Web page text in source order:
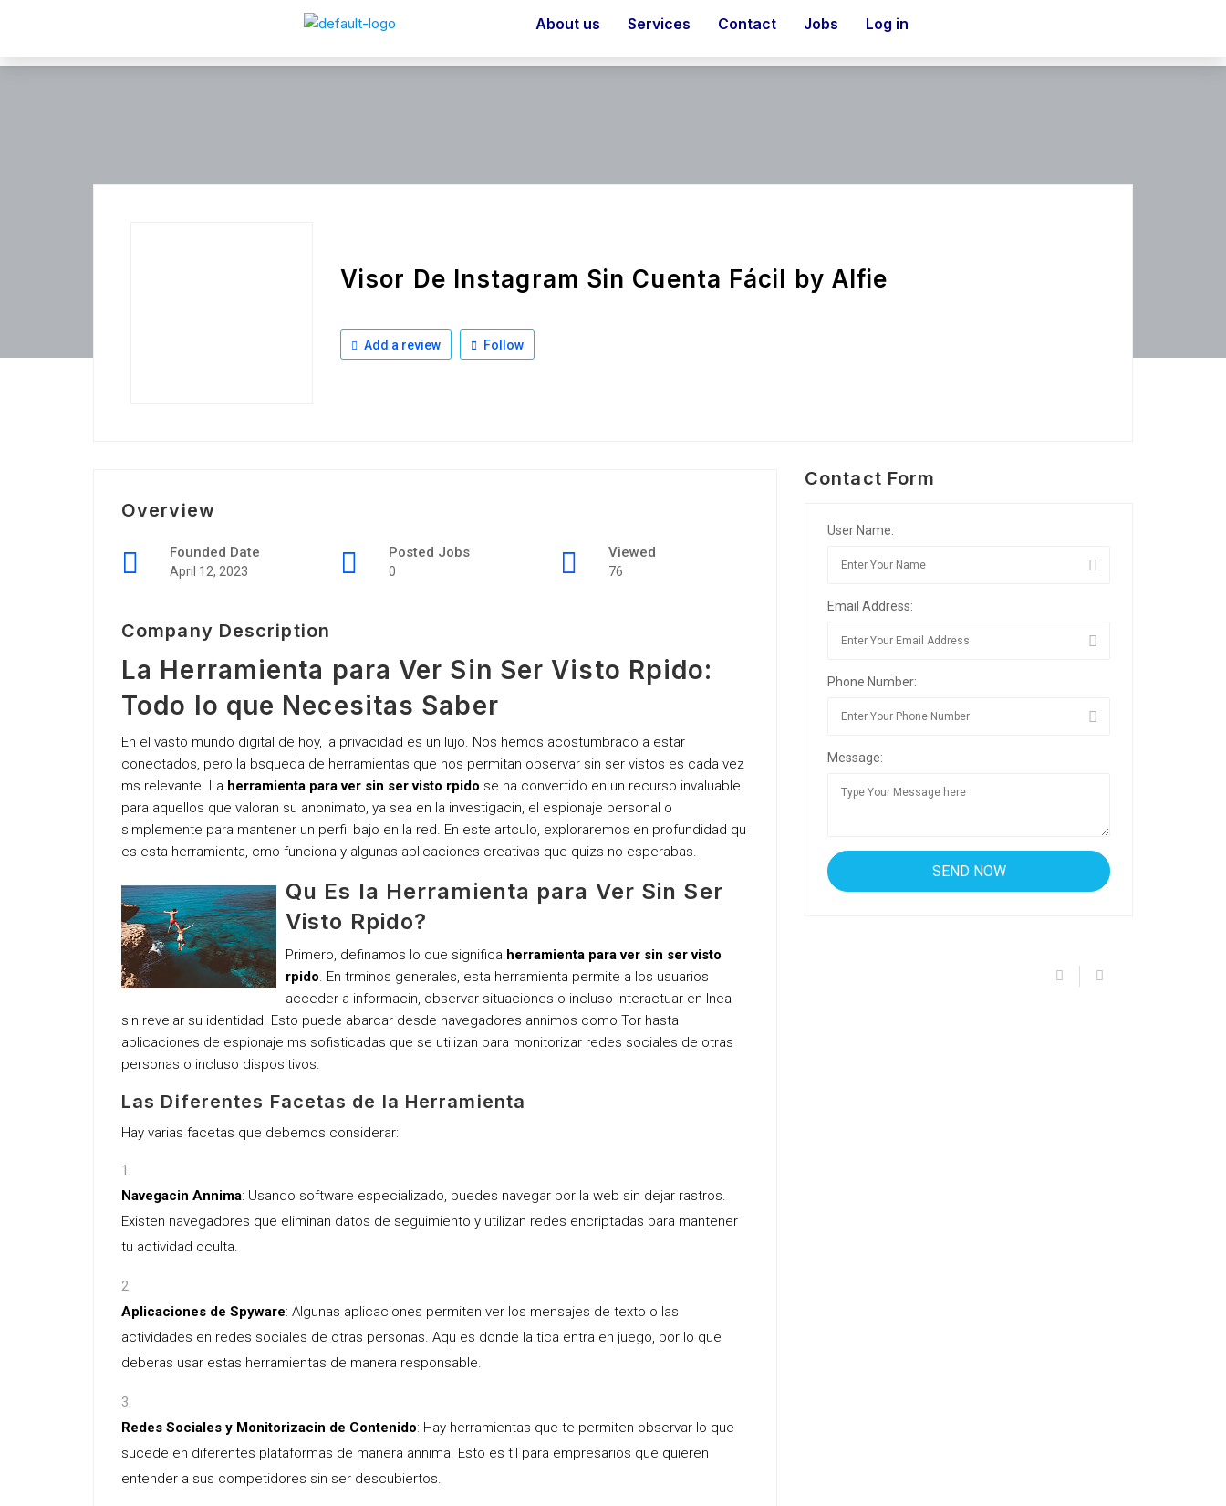
About us Services Contact Jobs Log in
Visor De Instagram Sin Cuenta Fácil by Alfie
Add a review Follow
Overview
Founded Date
April 12, 2023
Posted Jobs
0
Viewed
76
Company Description
La Herramienta para Ver Sin Ser Visto Rpido:
Todo lo que Necesitas Saber
En el vasto mundo digital de hoy, la privacidad es un lujo. Nos hemos acostumbrado a estar
conectados, pero la bsqueda de herramientas que nos permitan observar sin ser vistos es cada vez
ms relevante. La herramienta para ver sin ser visto rpido se ha convertido en un recurso invaluable
para aquellos que valoran su anonimato, ya sea en la investigacin, el espionaje personal o
simplemente para mantener un perfil bajo en la red. En este artculo, exploraremos en profundidad qu
es esta herramienta, cmo funciona y algunas aplicaciones creativas que quizs no esperabas.
Qu Es la Herramienta para Ver Sin Ser
Visto Rpido?
Primero, definamos lo que significa herramienta para ver sin ser visto
rpido. En trminos generales, esta herramienta permite a los usuarios
acceder a informacin, observar situaciones o incluso interactuar en lnea
sin revelar su identidad. Esto puede abarcar desde navegadores annimos como Tor hasta
aplicaciones de espionaje ms sofisticadas que se utilizan para monitorizar redes sociales de otras
personas o incluso dispositivos.
Las Diferentes Facetas de la Herramienta
Hay varias facetas que debemos considerar:
Navegacin Annima: Usando software especializado, puedes navegar por la web sin dejar rastros.
Existen navegadores que eliminan datos de seguimiento y utilizan redes encriptadas para mantener
tu actividad oculta.
Aplicaciones de Spyware: Algunas aplicaciones permiten ver los mensajes de texto o las
actividades en redes sociales de otras personas. Aqu es donde la tica entra en juego, por lo que
deberas usar estas herramientas de manera responsable.
Redes Sociales y Monitorizacin de Contenido: Hay herramientas que te permiten observar lo que
sucede en diferentes plataformas de manera annima. Esto es til para empresarios que quieren
entender a sus competidores sin ser descubiertos.
Contact Form
User Name:
Email Address:
Phone Number:
Message: